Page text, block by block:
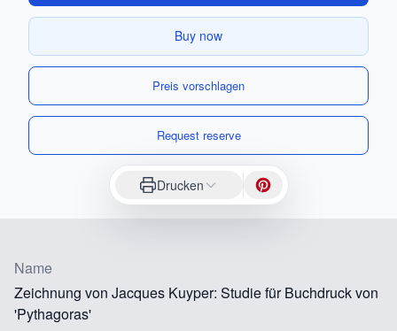
Buy now
Preis vorschlagen
Request reserve
Drucken
Name
Zeichnung von Jacques Kuyper: Studie für Buchdruck von
'Pythagoras'